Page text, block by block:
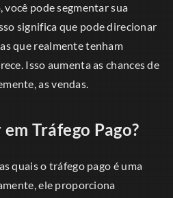
pode segmentar sua
significa que pode direcionar
que realmente tenham
Isso aumenta as chances de
as vendas.
Tráfego Pago?
quais o tráfego pago é uma
ele proporciona